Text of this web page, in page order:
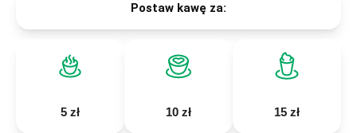
Postaw kawę za:
5 zł 10 zł 15 zł